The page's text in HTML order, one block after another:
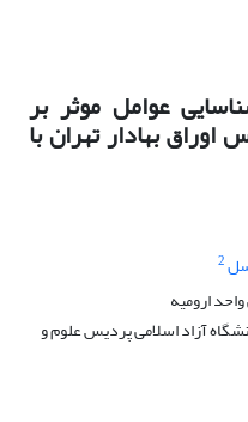
عوامل موثر بر
بهادار تهران با
2
ارومیه
آزاد اسلامی پردیس علوم و